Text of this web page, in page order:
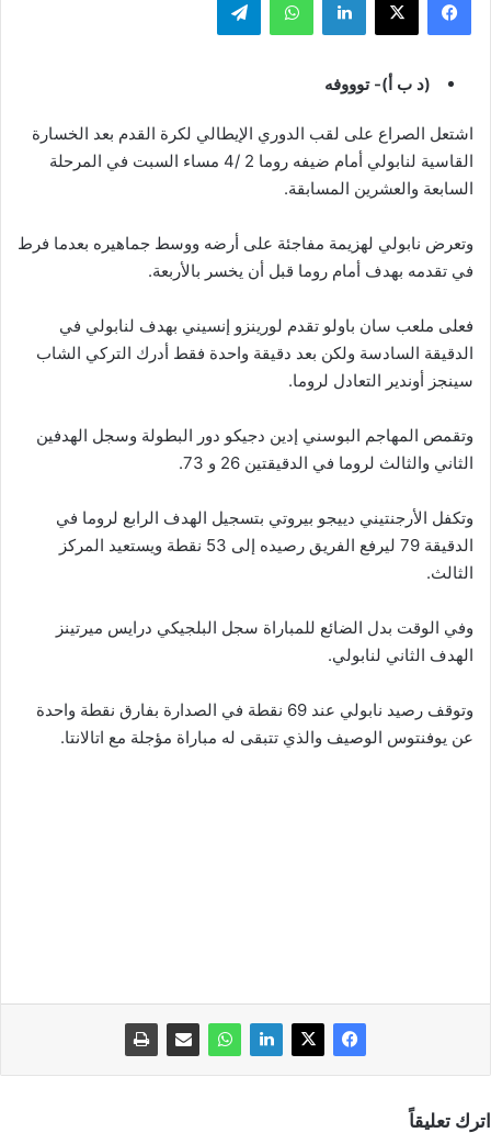
(د ب أ)- توووفه
اشتعل الصراع على لقب الدوري الإيطالي لكرة القدم بعد الخسارة
القاسية لنابولي أمام ضيفه روما 2 /4 مساء السبت في المرحلة
السابعة والعشرين المسابقة.
وتعرض نابولي لهزيمة مفاجئة على أرضه ووسط جماهيره بعدما فرط
في تقدمه بهدف أمام روما قبل أن يخسر بالأربعة.
فعلى ملعب سان باولو تقدم لورينزو إنسيني بهدف لنابولي في
الدقيقة السادسة ولكن بعد دقيقة واحدة فقط أدرك التركي الشاب
سينجز أوندير التعادل لروما.
وتقمص المهاجم البوسني إدين دجيكو دور البطولة وسجل الهدفين
الثاني والثالث لروما في الدقيقتين 26 و 73.
وتكفل الأرجنتيني دييجو بيروتي بتسجيل الهدف الرابع لروما في
الدقيقة 79 ليرفع الفريق رصيده إلى 53 نقطة ويستعيد المركز
الثالث.
وفي الوقت بدل الضائع للمباراة سجل البلجيكي درايس ميرتينز
الهدف الثاني لنابولي.
وتوقف رصيد نابولي عند 69 نقطة في الصدارة بفارق نقطة واحدة
عن يوفنتوس الوصيف والذي تتبقى له مباراة مؤجلة مع اتالانتا.
اترك تعليقاً